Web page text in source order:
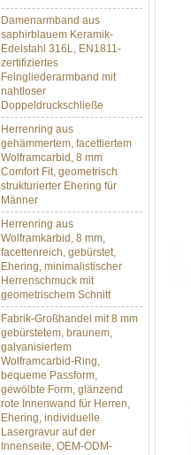
Damenarmband aus
saphirblauem Keramik-
Edelstahl 316L, EN1811-
zertifiziertes
Feingliederarmband mit
nahtloser
Doppeldruckschließe
Herrenring aus
gehämmertem, facettiertem
Wolframcarbid, 8 mm
Comfort Fit, geometrisch
strukturierter Ehering für
Männer
Herrenring aus
Wolframkarbid, 8 mm,
facettenreich, gebürstet,
Ehering, minimalistischer
Herrenschmuck mit
geometrischem Schnitt
Fabrik-Großhandel mit 8 mm
gebürstetem, braunem,
galvanisiertem
Wolframcarbid-Ring,
bequeme Passform,
gewölbte Form, glänzend
rote Innenwand für Herren,
Ehering, individuelle
Lasergravur auf der
Innenseite, OEM-ODM-
Großlieferung